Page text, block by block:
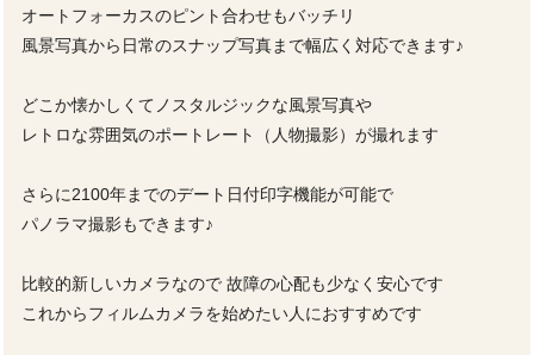
オートフォーカスのピント合わせもバッチリ
風景写真から日常のスナップ写真まで幅広く対応できます♪
どこか懐かしくてノスタルジックな風景写真や
レトロな雰囲気のポートレート（人物撮影）が撮れます
さらに2100年までのデート日付印字機能が可能で
パノラマ撮影もできます♪
比較的新しいカメラなので 故障の心配も少なく安心です
これからフィルムカメラを始めたい人におすすめです